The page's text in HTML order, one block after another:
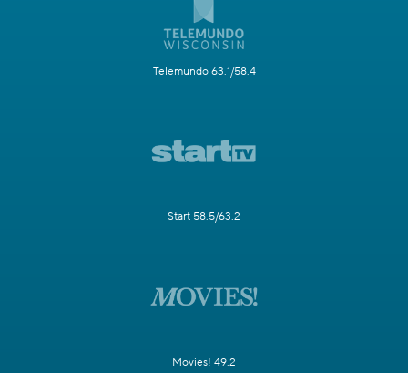
Telemundo 63.1/58.4
Start 58.5/63.2
Movies! 49.2